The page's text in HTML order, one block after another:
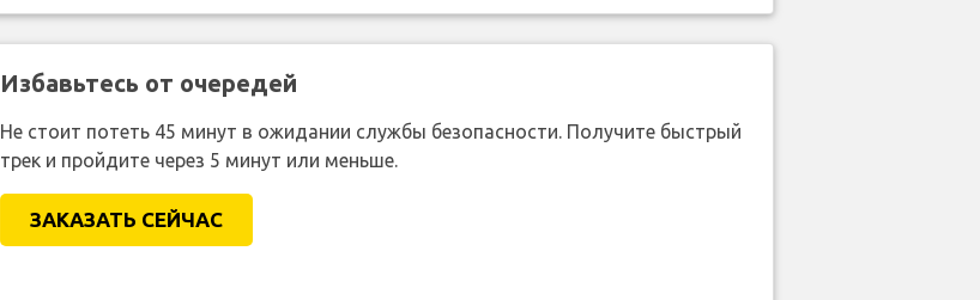
Избавьтесь от очередей
Не стоит потеть 45 минут в ожидании службы безопасности. Получите быстрый
трек и пройдите через 5 минут или меньше.
ЗАКАЗАТЬ СЕЙЧАС